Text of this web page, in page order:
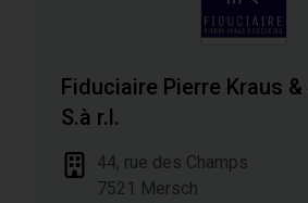
Fiduciaire Pierre Kraus
S.à r.l.
Address44, rue des Champs
7521 Mersch